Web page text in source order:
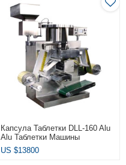
Капсула Таблетки DLL-160 Alu
Alu Таблетки Машины
Упаковки Волдыря
Оборудование
US $13800